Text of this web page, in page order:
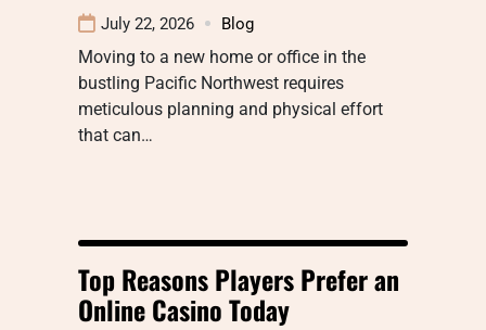
July 22, 2026 Blog
Moving to a new home or office in the
bustling Pacific Northwest requires
meticulous planning and physical effort
that can…
Top Reasons Players Prefer an
Online Casino Today